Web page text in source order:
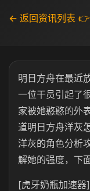
← 返回资讯列表 👉
明日方舟在最近
一位干员引起了
家被她憨憨的外
道明日方舟洋灰
洋灰的角色分析
解她的强度，下
[虎牙奶瓶加速器]